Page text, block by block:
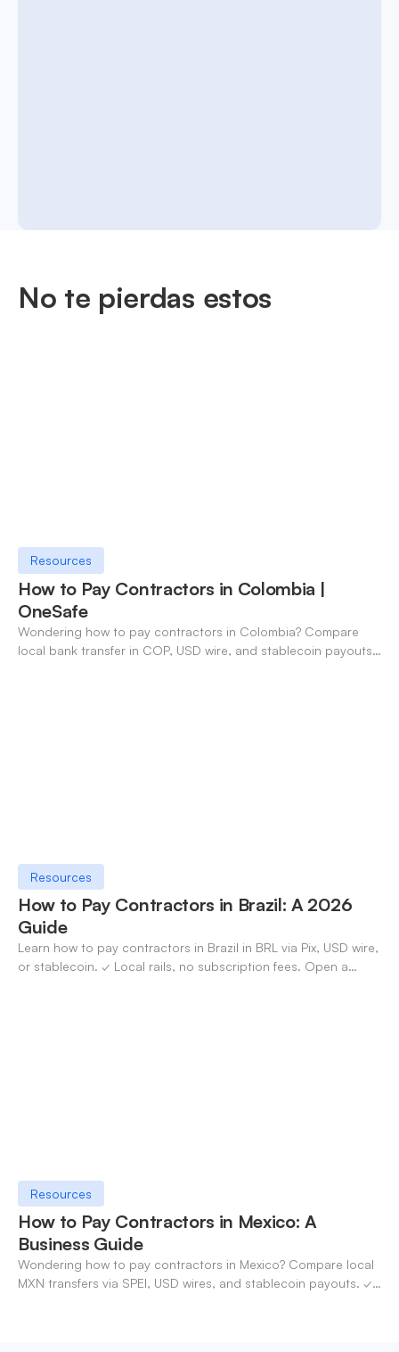
No te pierdas estos
Resources
How to Pay Contractors in Colombia |
OneSafe
Wondering how to pay contractors in Colombia? Compare
local bank transfer in COP, USD wire, and stablecoin payouts.
Resources
How to Pay Contractors in Brazil: A 2026
Guide
Learn how to pay contractors in Brazil in BRL via Pix, USD wire,
or stablecoin. ✓ Local rails, no subscription fees. Open a
Resources
How to Pay Contractors in Mexico: A
Business Guide
Wondering how to pay contractors in Mexico? Compare local
MXN transfers via SPEI, USD wires, and stablecoin payouts. ✓